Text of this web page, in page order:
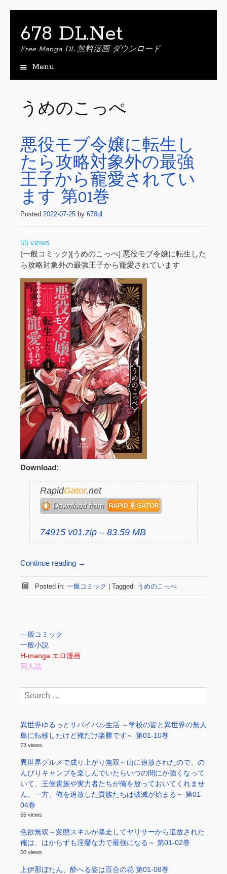
678 DL.Net
Free Manga DL 無料漫画 ダウンロード
Menu
p
t
c
o
n
t
e
n
t
うめのこっぺ
悪役モブ令嬢に転生し
たら攻略対象外の最強
王子から寵愛されてい
ます 第01巻
Posted 2022-07-25 by 678dl
55 views
(一般コミック)[うめのこっぺ] 悪役モブ令嬢に転生した
ら攻略対象外の最強王子から寵愛されています
Download:
RapidGator.net
74915 v01.zip – 83.59 MB
Continue reading →
Posted in: 一般コミック | Tagged: うめのこっぺ
一般コミック
一般小説
H-manga エロ漫画
同人誌
Search
異世界ゆるっとサバイバル生活 ～学校の皆と異世界の無人
島に転移したけど俺だけ楽勝です～ 第01-10巻
73 views
異世界グルメで成り上がり無双～山に追放されたので、の
んびりキャンプを楽しんでいたらいつの間にか強くなって
いて、王侯貴族や実力者たちが俺を放っておいてくれませ
ん。一方、俺を追放した貴族たちは破滅が始まる～ 第01-
04巻
55 views
色欲無双～変態スキルが暴走してヤリサーから追放された
俺は、はからずも淫靡な力で最強になる～ 第01-02巻
50 views
上伊那ぼたん、酔へる姿は百合の花 第01-08巻